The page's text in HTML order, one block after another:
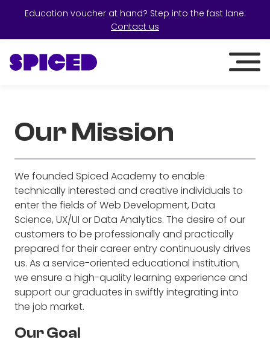
Education voucher at hand? Step into the fast lane:
Contact us
Our Mission
We founded Spiced Academy to enable
technically interested and creative individuals to
enter the fields of Web Development, Data
Science, UX/UI or Data Analytics. The desire of our
customers to be professionally and practically
prepared for their career entry continuously drives
us. As a service-oriented educational institution,
we ensure a high-quality learning experience and
support our graduates in swiftly integrating into
the job market.
Our Goal